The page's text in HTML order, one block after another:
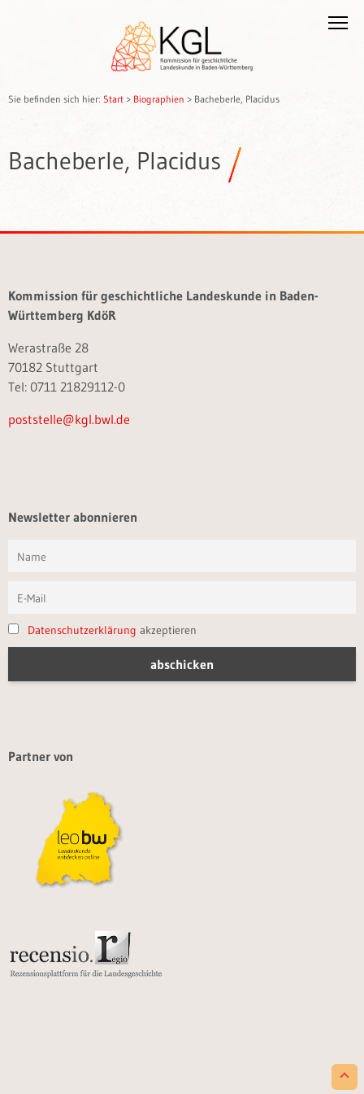
Sie befinden sich hier: Start > Biographien > Bacheberle, Placidus
Bacheberle, Placidus
Kommission für geschichtliche Landeskunde in Baden-
Württemberg KdöR
Werastraße 28
70182 Stuttgart
Tel: 0711 21829112-0
poststelle@kgl.bwl.de
Newsletter abonnieren
Datenschutzerklärung akzeptieren
Partner von